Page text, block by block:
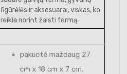
figūrėlės ir aksesuarai, viskas, ko
reikia norint žaisti fermą.
pakuotė maždaug 27
cm x 18 cm x 7 cm.